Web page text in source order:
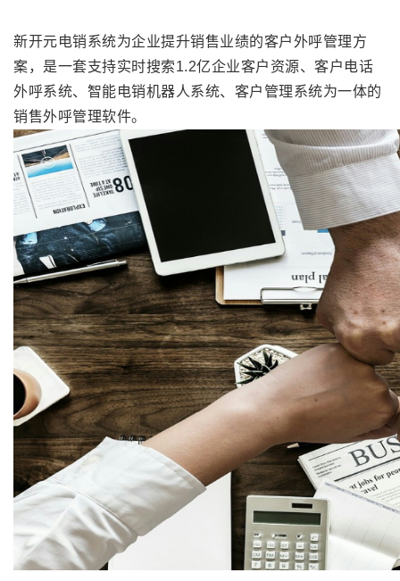
新开元电销系统为企业提升销售业绩的客户外呼管理方
案，是一套支持实时搜索1.2亿企业客户资源、客户电话
外呼系统、智能电销机器人系统、客户管理系统为一体的
销售外呼管理软件。